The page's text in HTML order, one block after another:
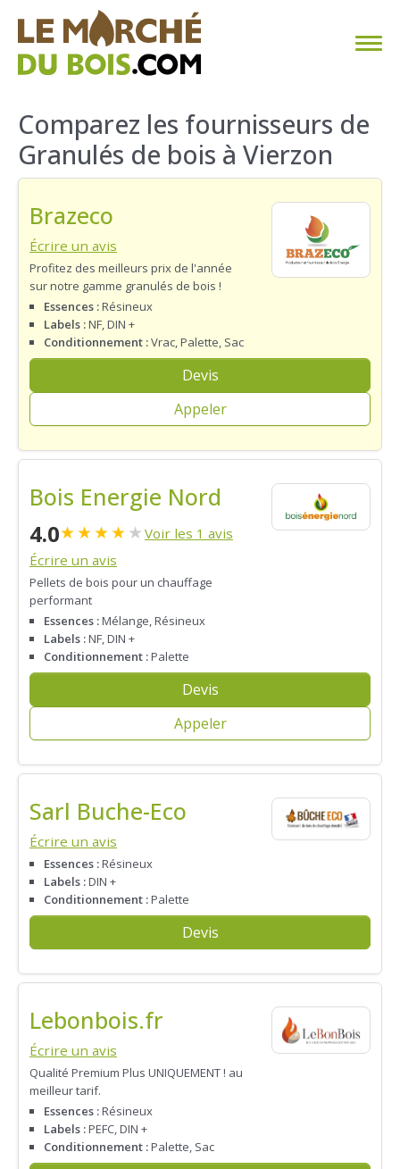
CHAUFFAGE AU BOIS
FAQ
TROUVER SON FOURNISSEUR
BLOG
ESPACE PRO
Comparez les fournisseurs de
Granulés de bois à Vierzon
Brazeco
Écrire un avis
Profitez des meilleurs prix de l'année
sur notre gamme granulés de bois !
Essences :Résineux
Labels :NF, DIN +
Conditionnement :Vrac, Palette, Sac
Devis
Appeler
Bois Energie Nord
4.0★★★★★ Voir les 1 avis
Écrire un avis
Pellets de bois pour un chauffage
performant
Essences :Mélange, Résineux
Labels :NF, DIN +
Conditionnement :Palette
Devis
Appeler
Sarl Buche-Eco
Écrire un avis
Essences :Résineux
Labels :DIN +
Conditionnement :Palette
Devis
Lebonbois.fr
Écrire un avis
Qualité Premium Plus UNIQUEMENT ! au
meilleur tarif.
Essences :Résineux
Labels :PEFC, DIN +
Conditionnement :Palette, Sac